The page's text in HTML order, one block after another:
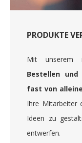
PRODUKTE
Mit unserem
Bestellen und
fast von alleine
Ihre Mitarbeiter
Ideen zu
entwerfen.